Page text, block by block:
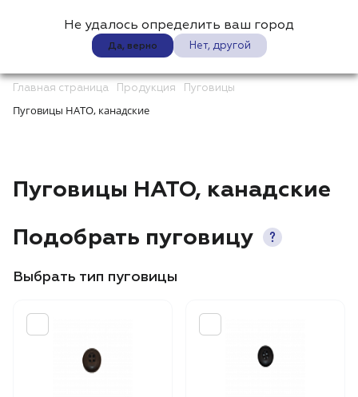
Не удалось определить ваш город
Да, верно Нет, другой
Главная страница Продукция Пуговицы
Пуговицы НАТО, канадские
Пуговицы НАТО, канадские
Подобрать пуговицу
Выбрать тип пуговицы